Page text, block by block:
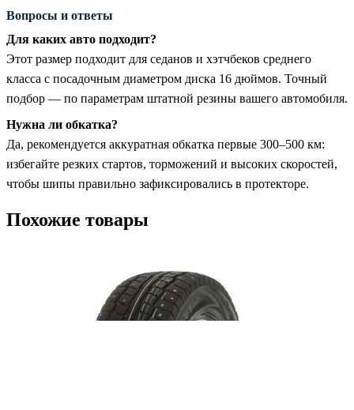
Вопросы и ответы
Для каких авто подходит?
Этот размер подходит для седанов и хэтчбеков среднего
класса с посадочным диаметром диска 16 дюймов. Точный
подбор — по параметрам штатной резины вашего автомобиля.
Нужна ли обкатка?
Да, рекомендуется аккуратная обкатка первые 300–500 км:
избегайте резких стартов, торможений и высоких скоростей,
чтобы шипы правильно зафиксировались в протекторе.
Похожие товары